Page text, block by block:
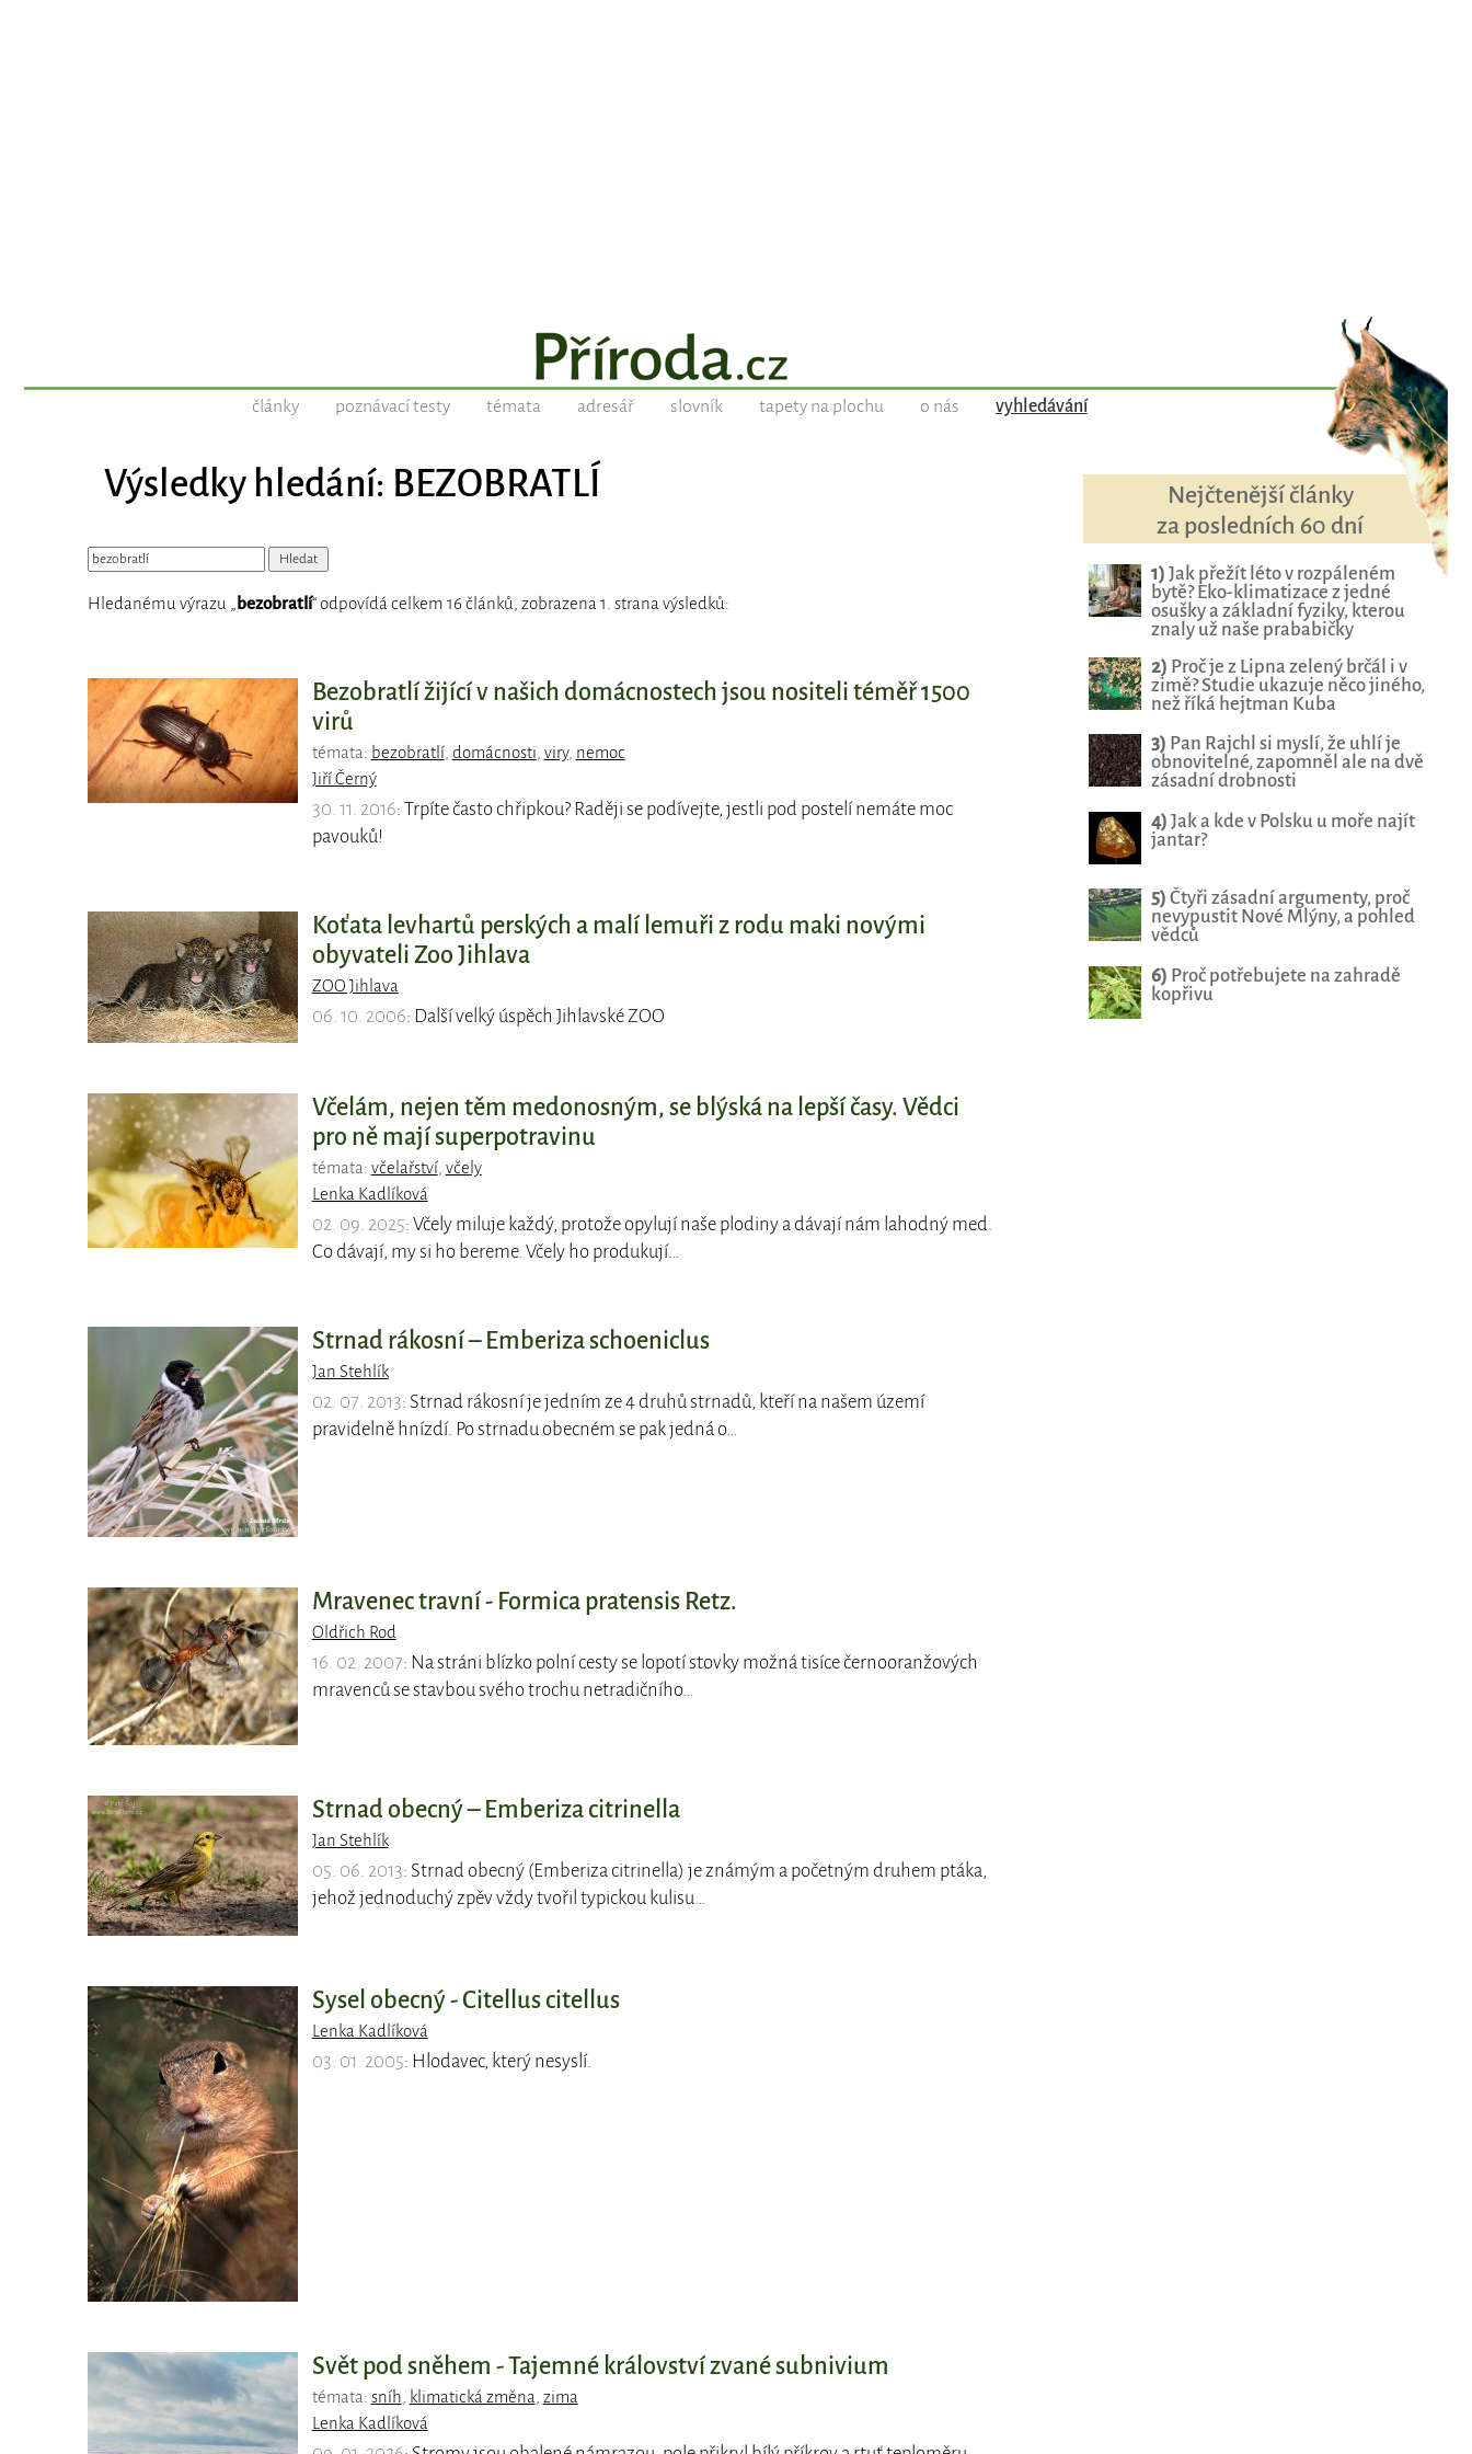
články poznávací testy témata adresář slovník tapety na plochu o nás vyhledávání
Výsledky hledání: BEZOBRATLÍ
Hledanému výrazu „ bezobratlí“ odpovídá celkem 16 článků, zobrazena 1. strana výsledků:
Bezobratlí žijící v našich domácnostech jsou nositeli téměř 1500
virů
témata: bezobratlí, domácnosti viry, nemoc
Jiří Černý
30. 11. 2016: Trpíte často chřipkou? Raději se podívejte, jestli pod postelí nemáte moc
pavouků!
Koťata levhartů perských a malí lemuři z rodu maki novými
obyvateli Zoo Jihlava
ZOO Jihlava
06. 10. 2006: Další velký úspěch Jihlavské ZOO
Včelám, nejen těm medonosným, se blýská na lepší časy. Vědci
pro ně mají superpotravinu
témata: včelařství, včely
Lenka Kadlíková
02. 09. 2025: Včely miluje každý, protože opylují naše plodiny a dávají nám lahodný med.
Co dávají, my si ho bereme. Včely ho produkují…
Strnad rákosní – Emberiza schoeniclus
Jan Stehlík
02. 07. 2013: Strnad rákosní je jedním ze 4 druhů strnadů, kteří na našem území
pravidelně hnízdí. Po strnadu obecném se pak jedná o…
Mravenec travní - Formica pratensis Retz.
Oldřich Rod
16. 02. 2007: Na stráni blízko polní cesty se lopotí stovky možná tisíce černooranžových
mravenců se stavbou svého trochu netradičního…
Strnad obecný – Emberiza citrinella
Jan Stehlík
05. 06. 2013: Strnad obecný (Emberiza citrinella) je známým a početným druhem ptáka,
jehož jednoduchý zpěv vždy tvořil typickou kulisu…
Sysel obecný - Citellus citellus
Lenka Kadlíková
03. 01. 2005: Hlodavec, který nesyslí.
Svět pod sněhem - Tajemné království zvané subnivium
témata: sníh klimatická změna zima
Lenka Kadlíková
Nejčtenější články
za posledních 60 dní
1) Jak přežít léto v rozpáleném
bytě? Eko-klimatizace z jedné
osušky a základní fyziky, kterou
znaly už naše prababičky
2) Proč je z Lipna zelený brčál i v
zimě? Studie ukazuje něco jiného,
než říká hejtman Kuba
3) Pan Rajchl si myslí, že uhlí je
obnovitelné, zapomněl ale na dvě
zásadní drobnosti
4) Jak a kde v Polsku u moře najít
jantar?
5) Čtyři zásadní argumenty, proč
nevypustit Nové Mlýny, a pohled
vědců
6) Proč potřebujete na zahradě
kopřivu